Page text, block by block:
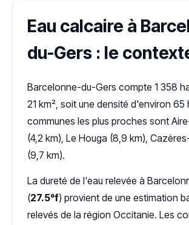
Eau calcaire à
du-Gers : le
Barcelonne-du-Gers compte 1 358
21 km², soit une densité d'environ 65
communes les plus proches sont
(4,2 km), Le Houga (8,9 km),
(9,7 km).
La dureté de l'eau relevée à
(27.5°f) provient de une estimation
relevés de la région Occitanie. Les